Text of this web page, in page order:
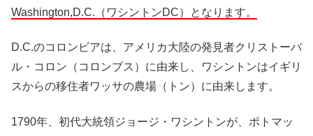
Washington,D.C.（ワシントンDC）となります。
D.C.のコロンビアは、アメリカ大陸の発見者クリストーバ
ル・コロン（コロンブス）に由来し、ワシントンはイギリ
スからの移住者ワッサの農場（トン）に由来します。
1790年、初代大統領ジョージ・ワシントンが、ポトマッ